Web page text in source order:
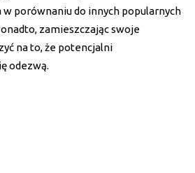
porównaniu do innych popularnych
zamieszczając swoje
na to, że potencjalni
odezwą.